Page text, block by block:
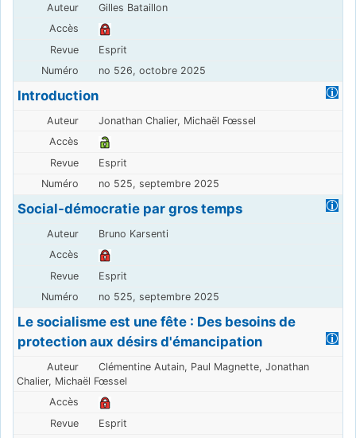
Gilles Bataillon
Esprit
no 526, octobre 2025
Introduction
Jonathan Chalier, Michaël Fœssel
Esprit
no 525, septembre 2025
Social-démocratie par gros temps
Bruno Karsenti
Esprit
no 525, septembre 2025
Le socialisme est une fête : Des besoins de
protection aux désirs d'émancipation
Clémentine Autain, Paul Magnette, Jonathan
Chalier, Michaël Fœssel
Esprit